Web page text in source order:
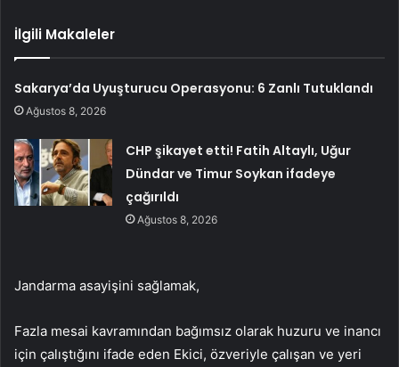
İlgili Makaleler
Sakarya’da Uyuşturucu Operasyonu: 6 Zanlı Tutuklandı
Ağustos 8, 2026
CHP şikayet etti! Fatih Altaylı, Uğur
Dündar ve Timur Soykan ifadeye
çağırıldı
Ağustos 8, 2026
Jandarma asayişini sağlamak,
Fazla mesai kavramından bağımsız olarak huzuru ve inancı
için çalıştığını ifade eden Ekici, özveriyle çalışan ve yeri